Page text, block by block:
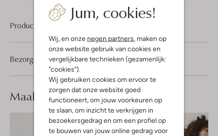
Jum, cookies!
Wij, en onze negen partners, maken op
onze website gebruik van cookies en
vergelijkbare technieken (gezamenlijk:
"cookies").
Wij gebruiken cookies om ervoor te
zorgen dat onze website goed
functioneert, om jouw voorkeuren op
te slaan, om inzicht te verkrijgen in
bezoekersgedrag en om een profiel op
te bouwen van jouw online gedrag voor
Product informatie
Bezorgen & retourneren
Maak jelook compleet